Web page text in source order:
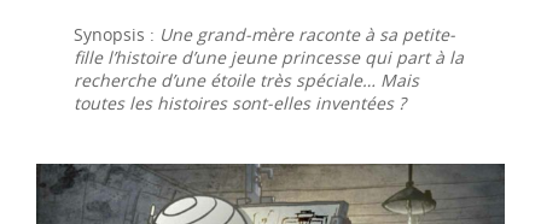
Synopsis : Une grand-mère raconte à sa petite-
fille l’histoire d’une jeune princesse qui part à la
recherche d’une étoile très spéciale… Mais
toutes les histoires sont-elles inventées ?